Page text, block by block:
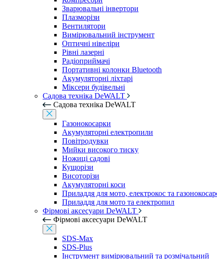
Зварювальні інвертори
Плазморізи
Вентилятори
Вимірювальний інструмент
Оптичні нівеліри
Рівні лазерні
Радіоприймачі
Портативні колонки Bluetooth
Акумуляторні ліхтарі
Міксери будівельні
Садова техніка DeWALT
Садова техніка DeWALT
Газонокосарки
Акумуляторні електропили
Повітродувки
Мийки високого тиску
Ножиці садові
Кущорізи
Висоторізи
Акумуляторні коси
Приладдя для мото, електрокос та
Приладдя для мото та електропил
Фірмові аксесуари DeWALT
Фірмові аксесуари DeWALT
SDS-Max
SDS-Plus
Інструмент вимірювальний та розмічальний